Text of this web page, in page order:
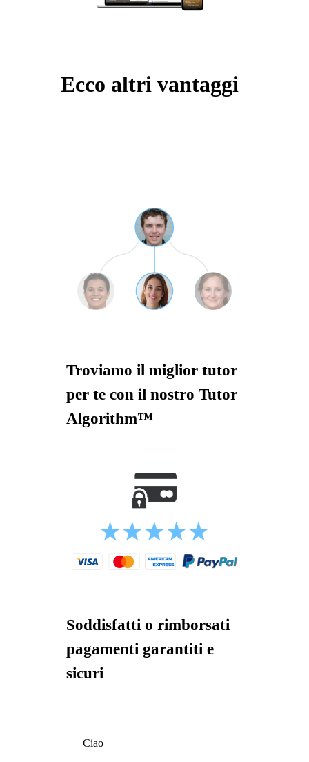
Ecco altri vantaggi
Troviamo il miglior tutor
per te con il nostro Tutor
Algorithm™
Soddisfatti o rimborsati
pagamenti garantiti e
sicuri
Ciao